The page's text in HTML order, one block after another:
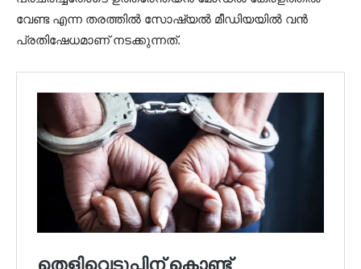
വേണ്ട എന്ന തരത്തിൽ സോഷ്യൽ മീഡിയയിൽ വൻ
പ്രതിഷേധമാണ് നടക്കുന്നത്.